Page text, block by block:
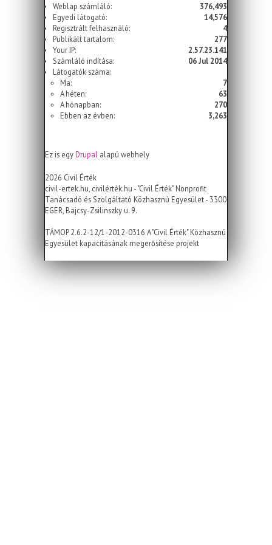
Weblap számláló:
376,493
Egyedi látogató:
14,576
Regisztrált felhasználó:
4
Publikált tartalom:
277
Your IP:
2.57.23.141
Számláló indítása:
06 Jul 2014
Látogatók száma:
Ma:
7
A héten:
63
A hónapban:
270
Ebben az évben:
3,263
Ez is egyDrupal alapú webhely
2026 Civil Érték
civil-ertek.hu, civilérték.hu - "Civil Érték" Nonprofit
Tanácsadó és Szolgáltató Közhasznú Egyesület - 3300
EGER, Bajcsy-Zsilinszky u. 9.
TÁMOP 2.6.2-12/1-2012-0316 A "Civil Érték" Közhasznú
Egyesület kapacitásának megerősítése projekt